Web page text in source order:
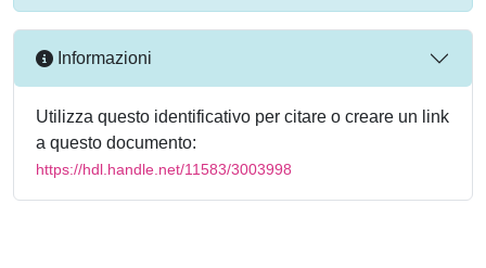
Informazioni
Utilizza questo identificativo per citare o creare un link
a questo documento:
https://hdl.handle.net/11583/3003998